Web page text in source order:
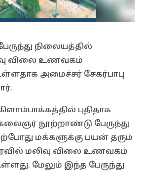
நிலையத்தில்
விலை உணவகம்
அமைச்சர் சேகர்பாபு
புதிதாக
நூற்றாண்டு பேருந்து
மக்களுக்கு பயன் தரும்
மலிவு விலை உணவகம்
மேலும் இந்த பேருந்து